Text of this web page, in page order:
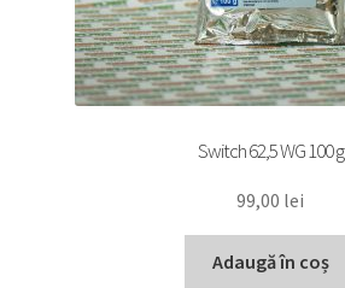
Switch 62,5 WG 100 g
99,00 lei
Adaugă în coș